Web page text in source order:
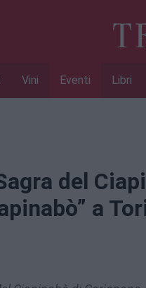
Vini Eventi Libri
del
a